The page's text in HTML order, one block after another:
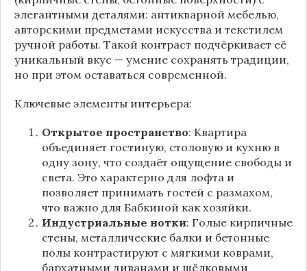
элегантными деталями: антикварной мебелью,
авторскими предметами искусства и текстилем
ручной работы. Такой контраст подчёркивает её
уникальный вкус — умение сохранять традиции,
но при этом оставаться современной.
Ключевые элементы интерьера:
Открытое пространство: Квартира
объединяет гостиную, столовую и кухню в
одну зону, что создаёт ощущение свободы и
света. Это характерно для лофта и
позволяет принимать гостей с размахом,
что важно для Бабкиной как хозяйки.
Индустриальные нотки: Голые кирпичные
стены, металлические балки и бетонные
полы контрастируют с мягкими коврами,
бархатными диванами и шёлковыми